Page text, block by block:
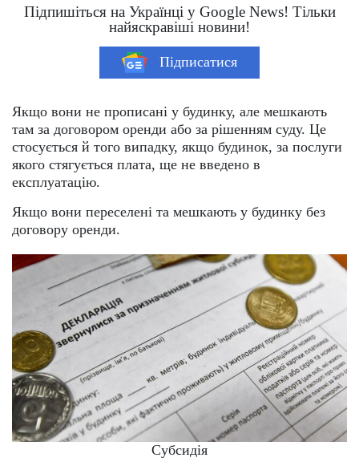
Підпишіться на Українці у Google News! Тільки
найяскравіші новини!
Підписатися
Якщо вони не прописані у будинку, але мешкають
там за договором оренди або за рішенням суду. Це
стосується й того випадку, якщо будинок, за послуги
якого стягується плата, ще не введено в
експлуатацію.
Якщо вони переселені та мешкають у будинку без
договору оренди.
Субсидія